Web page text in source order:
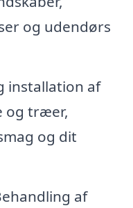
og udendørs
installation af
og træer,
og dit
af